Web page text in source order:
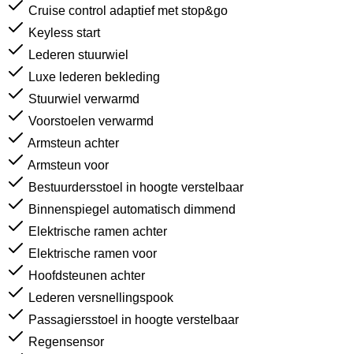
Cruise control adaptief met stop&go
Keyless start
Lederen stuurwiel
Luxe lederen bekleding
Stuurwiel verwarmd
Voorstoelen verwarmd
Armsteun achter
Armsteun voor
Bestuurdersstoel in hoogte verstelbaar
Binnenspiegel automatisch dimmend
Elektrische ramen achter
Elektrische ramen voor
Hoofdsteunen achter
Lederen versnellingspook
Passagiersstoel in hoogte verstelbaar
Regensensor